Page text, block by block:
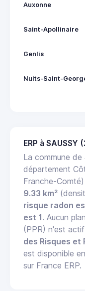
Auxonne
Saint-Apollinaire
Genlis
Nuits-Saint-
ERP à
La commune de
département
Franche-
9.33 km²
risque radon
est 1. Aucun
(PPR) n'est
des Risques et
est disponible
sur France ERP.